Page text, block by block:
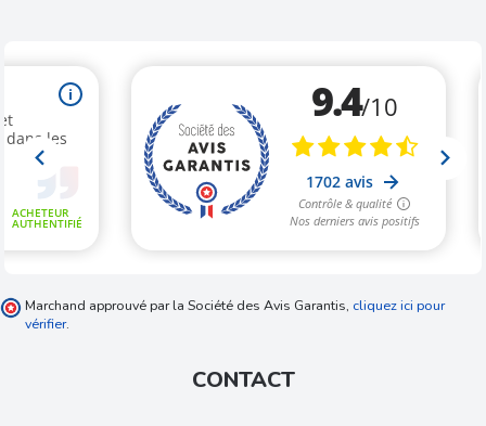
Marchand approuvé par la Société des Avis Garantis, cliquez ici pour
vérifier.
CONTACT